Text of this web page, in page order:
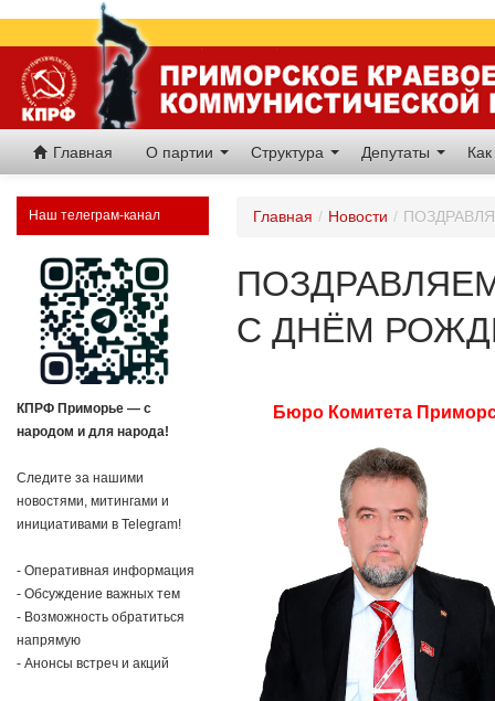
Главная О партии Структура Депутаты
Наш телеграм-канал
КПРФ Приморье — с
народом и для народа!
Следите за нашими
новостями, митингами и
инициативами в Telegram!
- Оперативная информация
- Обсуждение важных тем
- Возможность обратиться
напрямую
- Анонсы встреч и акций
Главная / Новости /
С ДНЁМ
Бюро Комитета